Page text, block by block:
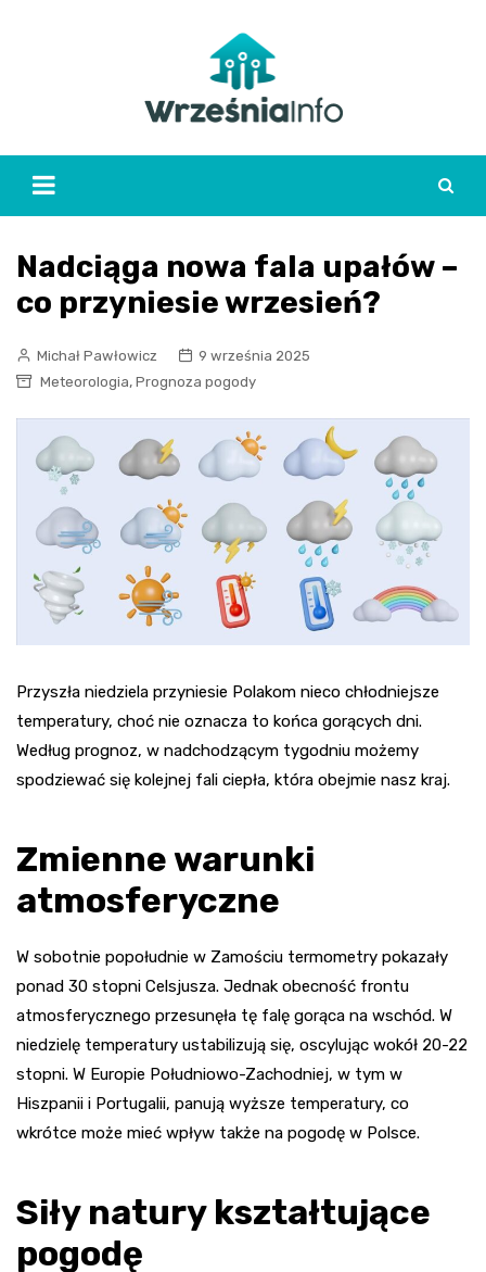
Nadciąga nowa fala upałów –
co przyniesie wrzesień?
Michał Pawłowicz
9 września 2025
Meteorologia, Prognoza pogody
Przyszła niedziela przyniesie Polakom nieco chłodniejsze
temperatury, choć nie oznacza to końca gorących dni.
Według prognoz, w nadchodzącym tygodniu możemy
spodziewać się kolejnej fali ciepła, która obejmie nasz kraj.
Zmienne warunki
atmosferyczne
W sobotnie popołudnie w Zamościu termometry pokazały
ponad 30 stopni Celsjusza. Jednak obecność frontu
atmosferycznego przesunęła tę falę gorąca na wschód. W
niedzielę temperatury ustabilizują się, oscylując wokół 20-22
stopni. W Europie Południowo-Zachodniej, w tym w
Hiszpanii i Portugalii, panują wyższe temperatury, co
wkrótce może mieć wpływ także na pogodę w Polsce.
Siły natury kształtujące
pogodę